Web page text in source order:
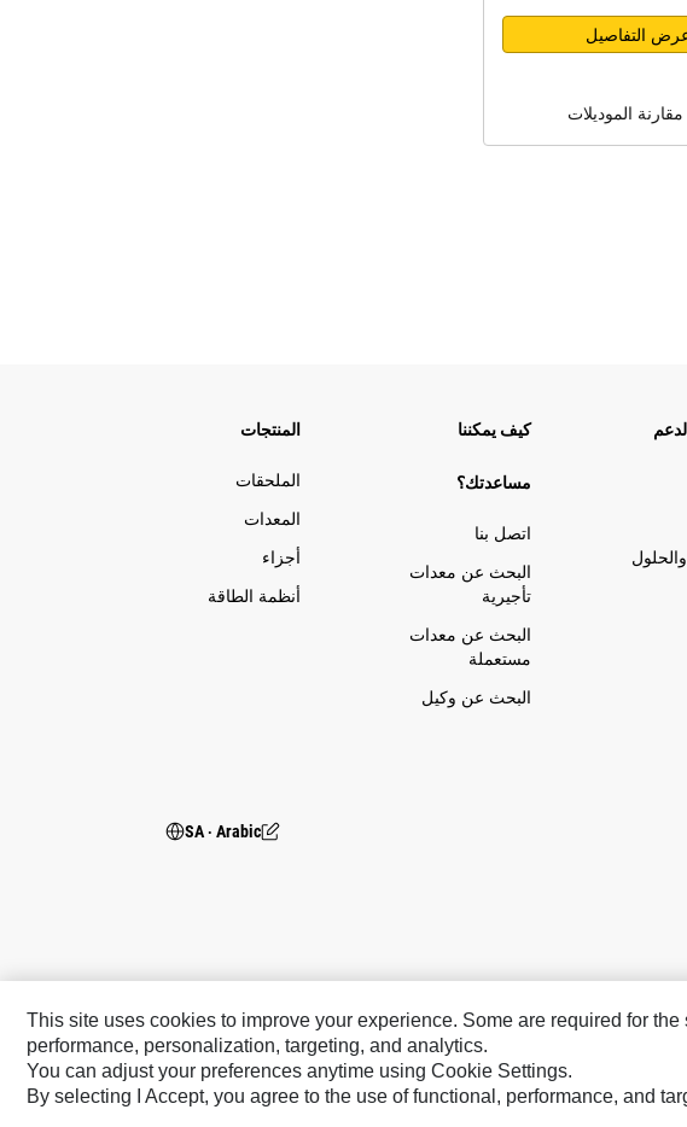
التفاصيل
مقارنة الموديلات
المنتجات
الملحقات
المعدات
أجزاء
أنظمة الطاقة
كيف يمكننا
مساعدتك؟
اتصل بنا
البحث عن معدات
تأجيرية
البحث عن معدات
مستعملة
البحث عن وكيل
والحلول
SA ‧ Arabic
This site uses cookies to improve your experience. Some are required for
performance, personalization, targeting, and analytics.
You can adjust your preferences anytime using Cookie Settings.
By selecting I Accept, you agree to the use of functional, performance, and